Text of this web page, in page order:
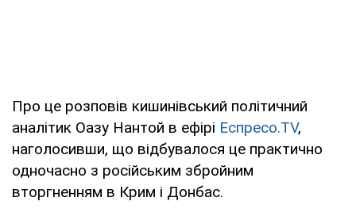
Про це розповів кишинівський політичний
аналітик Оазу Нантой в ефірі Еспресо.TV,
наголосивши, що відбувалося це практично
одночасно з російським збройним
вторгненням в Крим і Донбас.